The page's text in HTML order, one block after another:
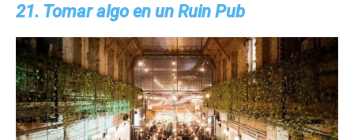
21. Tomar algo en un Ruin Pub